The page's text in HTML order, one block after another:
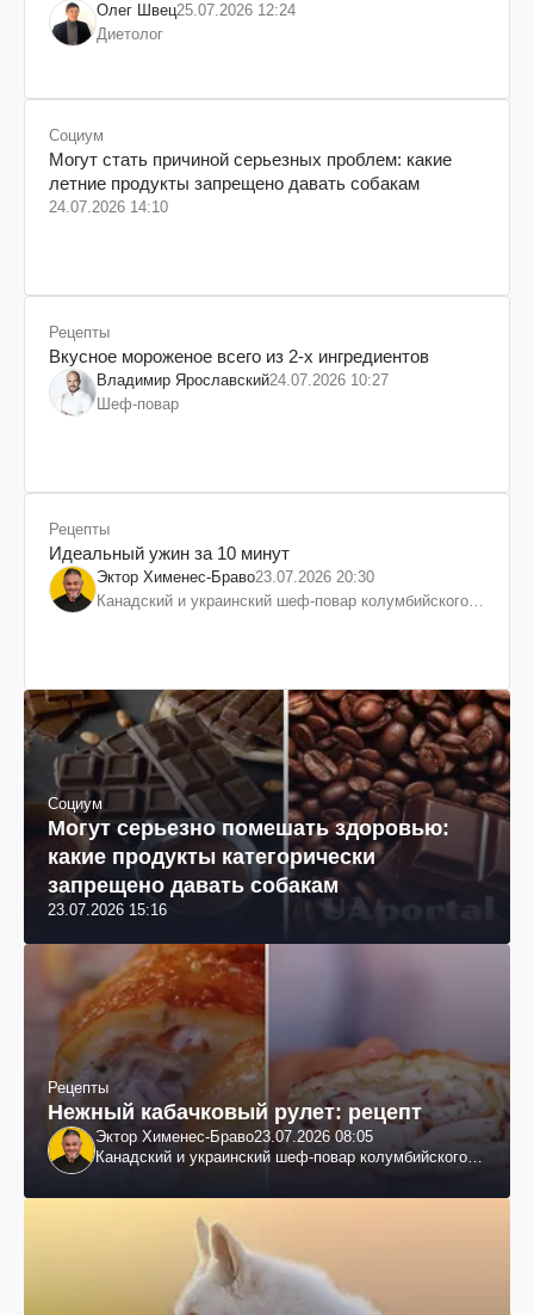
Олег Швец25.07.2026 12:24
Диетолог
Социум
Могут стать причиной серьезных проблем: какие
летние продукты запрещено давать собакам
24.07.2026 14:10
Рецепты
Вкусное мороженое всего из 2-х ингредиентов
Владимир Ярославский24.07.2026 10:27
Шеф-повар
Рецепты
Идеальный ужин за 10 минут
Эктор Хименес-Браво23.07.2026 20:30
Канадский и украинский шеф-повар колумбийского
Социум
Могут серьезно помешать здоровью:
какие продукты категорически
запрещено давать собакам
23.07.2026 15:16
Рецепты
Нежный кабачковый рулет: рецепт
Эктор Хименес-Браво23.07.2026 08:05
Канадский и украинский шеф-повар колумбийского